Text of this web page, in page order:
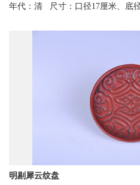
年代：清 尺寸：口径17厘米、底
明剔犀云纹盘